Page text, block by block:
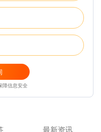
障信息安全
最新资讯